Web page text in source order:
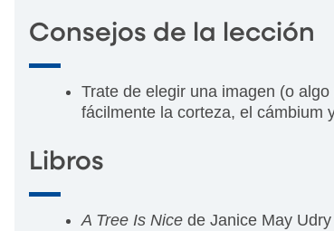
Consejos de la lección
Trate de elegir una imagen (o
fácilmente la corteza, el cámbium
Libros
A Tree Is Nice de Janice May Udry